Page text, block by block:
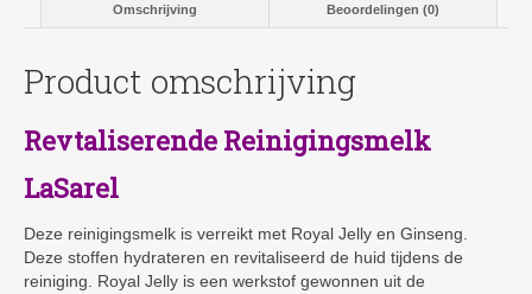
Omschrijving Beoordelingen (0)
Product omschrijving
Revtaliserende Reinigingsmelk
LaSarel
Deze reinigingsmelk is verreikt met Royal Jelly en Ginseng.
Deze stoffen hydrateren en revitaliseerd de huid tijdens de
reiniging. Royal Jelly is een werkstof gewonnen uit de